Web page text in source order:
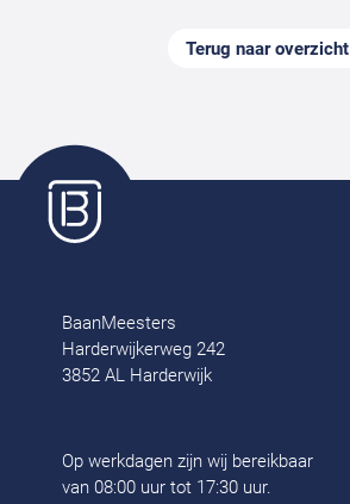
Terug naar overzicht
BaanMeesters
Harderwijkerweg 242
3852 AL Harderwijk
Op werkdagen zijn wij bereikbaar
van 08:00 uur tot 17:30 uur.